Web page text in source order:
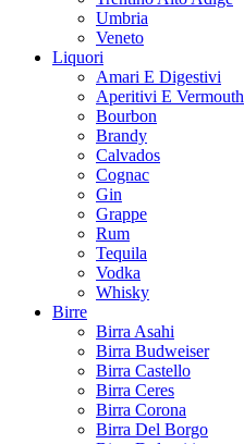
Umbria
Veneto
Liquori
Amari E Digestivi
Aperitivi E Vermouth
Bourbon
Brandy
Calvados
Cognac
Gin
Grappe
Rum
Tequila
Vodka
Whisky
Birre
Birra Asahi
Birra Budweiser
Birra Castello
Birra Ceres
Birra Corona
Birra Del Borgo